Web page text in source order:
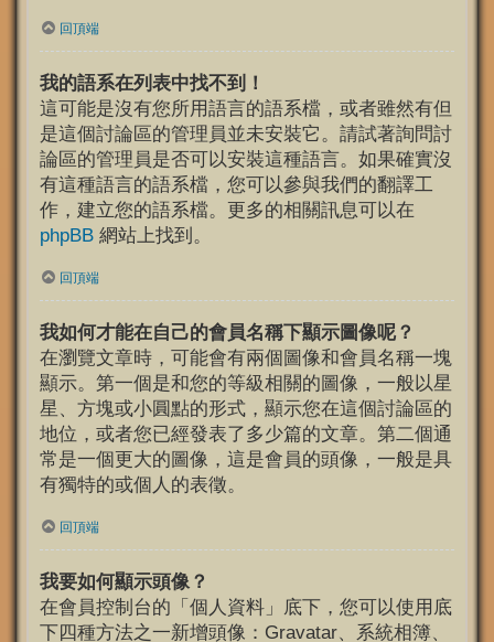
回頂端
我的語系在列表中找不到！
這可能是沒有您所用語言的語系檔，或者雖然有但
是這個討論區的管理員並未安裝它。請試著詢問討
論區的管理員是否可以安裝這種語言。如果確實沒
有這種語言的語系檔，您可以參與我們的翻譯工
作，建立您的語系檔。更多的相關訊息可以在
phpBB 網站上找到。
回頂端
我如何才能在自己的會員名稱下顯示圖像呢？
在瀏覽文章時，可能會有兩個圖像和會員名稱一塊
顯示。第一個是和您的等級相關的圖像，一般以星
星、方塊或小圓點的形式，顯示您在這個討論區的
地位，或者您已經發表了多少篇的文章。第二個通
常是一個更大的圖像，這是會員的頭像，一般是具
有獨特的或個人的表徵。
回頂端
我要如何顯示頭像？
在會員控制台的「個人資料」底下，您可以使用底
下四種方法之一新增頭像：Gravatar、系統相簿、